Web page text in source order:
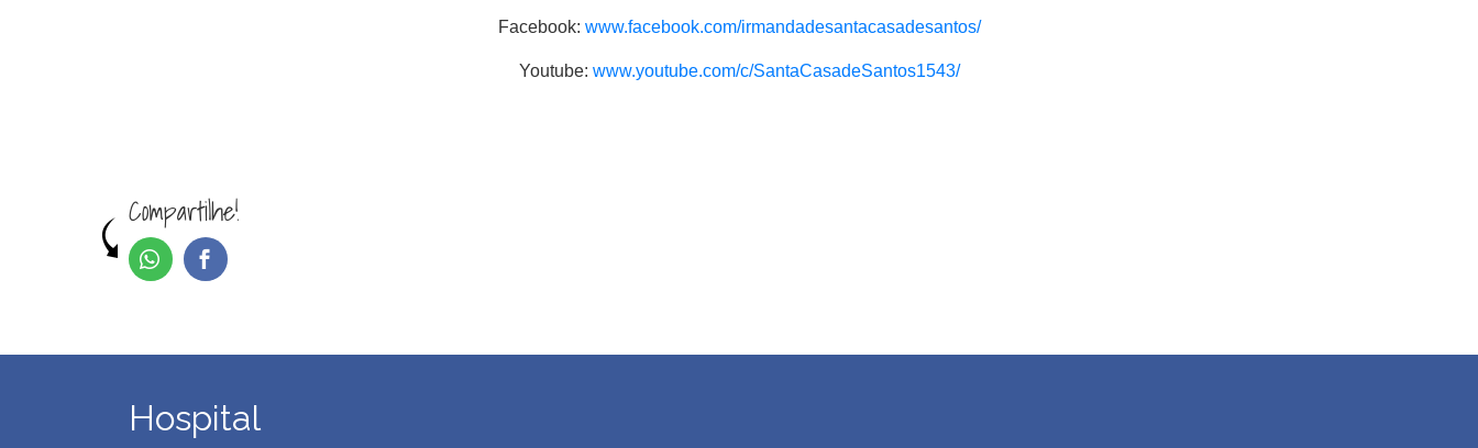
Facebook: www.facebook.com/irmandadesantacasadesantos/
Youtube: www.youtube.com/c/SantaCasadeSantos1543/
Compartilhe!
Hospital